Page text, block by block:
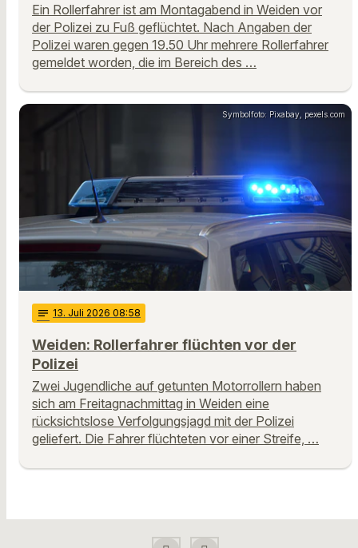
Ein Rollerfahrer ist am Montagabend in Weiden vor
der Polizei zu Fuß geflüchtet. Nach Angaben der
Polizei waren gegen 19.50 Uhr mehrere Rollerfahrer
gemeldet worden, die im Bereich des …
Symbolfoto: Pixabay, pexels.com
notes 13. Juli 2026 08:58
Weiden: Rollerfahrer flüchten vor der
Polizei
Zwei Jugendliche auf getunten Motorrollern haben
sich am Freitagnachmittag in Weiden eine
rücksichtslose Verfolgungsjagd mit der Polizei
geliefert. Die Fahrer flüchteten vor einer Streife, …